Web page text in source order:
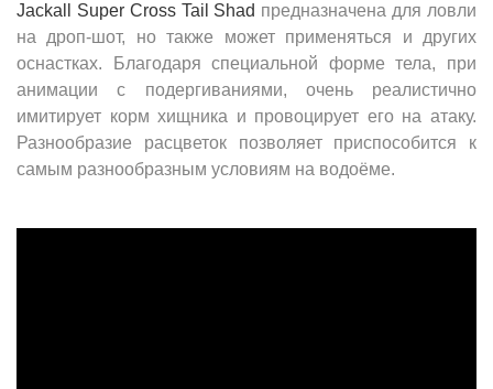
Jackall Super Cross Tail Shad предназначена для ловли
на дроп-шот, но также может применяться и других
оснастках. Благодаря специальной форме тела, при
анимации с подергиваниями, очень реалистично
имитирует корм хищника и провоцирует его на атаку.
Разнообразие расцветок позволяет приспособится к
самым разнообразным условиям на водоёме.